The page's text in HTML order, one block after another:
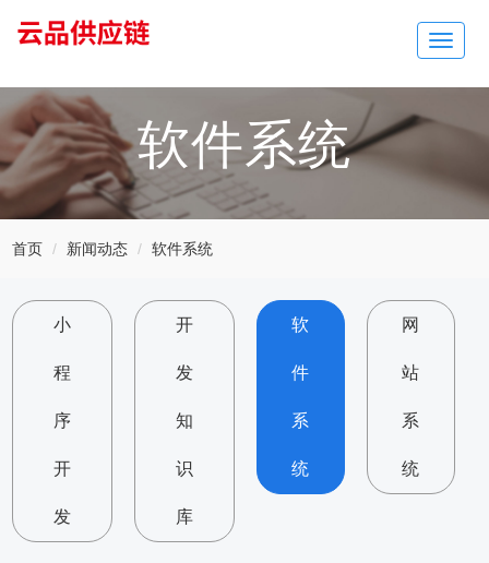
Toggle
软件系统
首页 新闻动态 软件系统
小
程
序
开
发
开
发
知
识
库
软
件
系
统
网
站
系
统